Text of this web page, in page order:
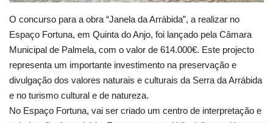
Cultura
Lazer
Ambiente
O concurso para a obra “Janela da Arrábida”, a realizar no
Espaço Fortuna, em Quinta do Anjo, foi lançado pela Câmara
Municipal de Palmela, com o valor de 614.000€. Este projecto
representa um importante investimento na preservação e
divulgação dos valores naturais e culturais da Serra da Arrábida
e no turismo cultural e de natureza.
No Espaço Fortuna, vai ser criado um centro de interpretação e